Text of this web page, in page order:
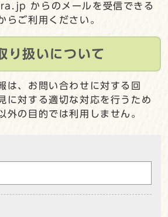
からのメールを受信できる
らご利用ください。
り扱いについて
は、お問い合わせに対する回
に対する適切な対応を行うため
外の目的では利用しません。